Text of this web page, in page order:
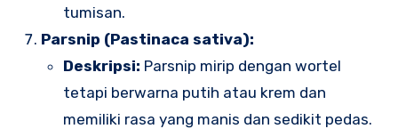
tumisan.
Parsnip (Pastinaca sativa):
Deskripsi: Parsnip mirip dengan wortel
tetapi berwarna putih atau krem dan
memiliki rasa yang manis dan sedikit pedas.